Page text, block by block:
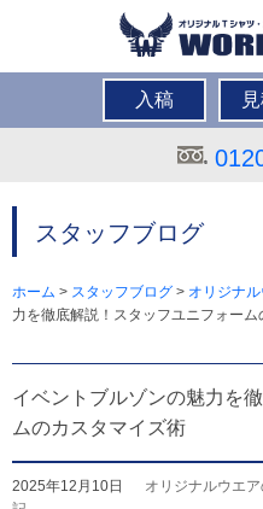
入稿
スタッフブログ
ホーム > スタッフブログ > オリジナ
力を徹底解説！スタッフユニフォー
イベントブルゾンの魅力を
ムのカスタマイズ術
2025年12月10日 オリジナルウエ